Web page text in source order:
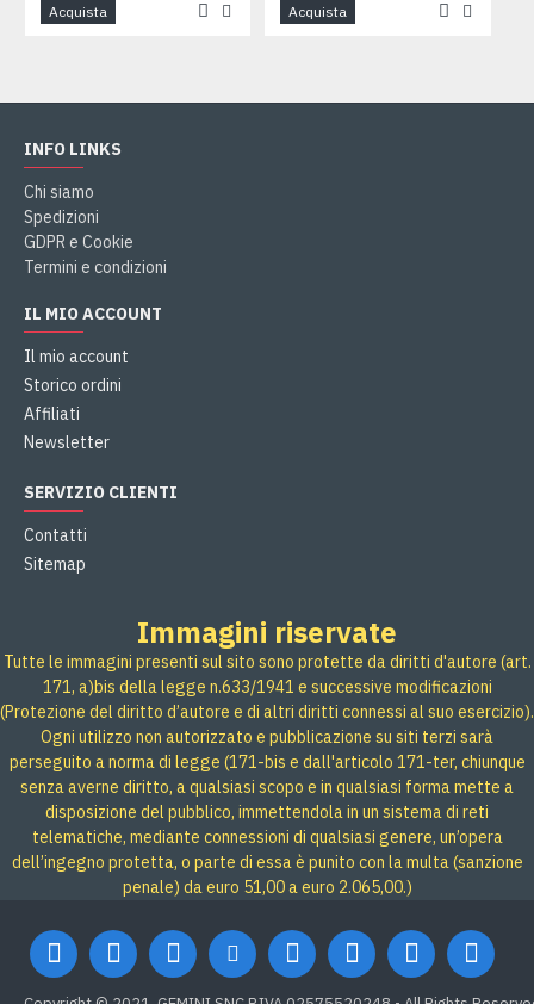
Acquista Acquista
INFO LINKS
Chi siamo
Spedizioni
GDPR e Cookie
Termini e condizioni
IL MIO ACCOUNT
Il mio account
Storico ordini
Affiliati
Newsletter
SERVIZIO CLIENTI
Contatti
Sitemap
Immagini riservate
Tutte le immagini presenti sul sito sono protette da diritti d'autore (art.
171, a)bis della legge n.633/1941 e successive modificazioni
(Protezione del diritto d’autore e di altri diritti connessi al suo esercizio).
Ogni utilizzo non autorizzato e pubblicazione su siti terzi sarà
perseguito a norma di legge (171-bis e dall'articolo 171-ter, chiunque
senza averne diritto, a qualsiasi scopo e in qualsiasi forma mette a
disposizione del pubblico, immettendola in un sistema di reti
telematiche, mediante connessioni di qualsiasi genere, un’opera
dell’ingegno protetta, o parte di essa è punito con la multa (sanzione
penale) da euro 51,00 a euro 2.065,00.)